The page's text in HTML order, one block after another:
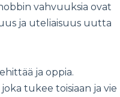
vahvuuksia ovat
ja uteliaisuus uutta
ja oppia.
joka tukee toisiaan ja vie